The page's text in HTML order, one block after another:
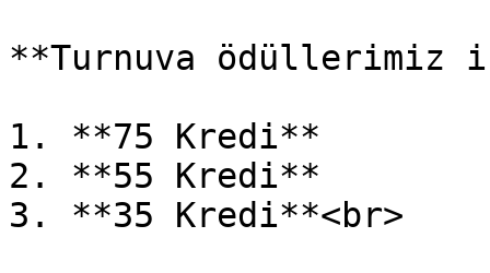
**Turnuva ödüllerimiz
1. **75 Kredi**
2. **55 Kredi**
3. **35 Kredi**<br>